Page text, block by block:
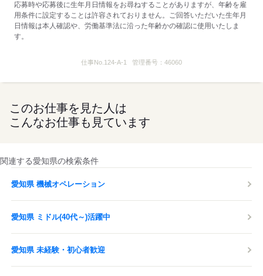
応募時や応募後に生年月日情報をお尋ねすることがありますが、年齢を雇
用条件に設定することは許容されておりません。ご回答いただいた生年月
日情報は本人確認や、労働基準法に沿った年齢かの確認に使用いたしま
す。
仕事No. 124-A-1 管理番号：46060
このお仕事を見た人は
こんなお仕事も見ています
関連する愛知県の検索条件
愛知県 機械オペレーション
愛知県 ミドル(40代～)活躍中
愛知県 未経験・初心者歓迎